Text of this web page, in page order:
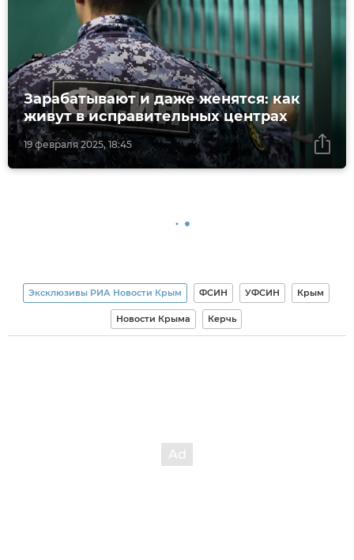
19 февраля 2025, 18:45
Зарабатывают и даже женятся: как
живут в исправительных центрах
Эксклюзивы РИА Новости Крым ФСИН УФСИН Крым
Новости Крыма Керчь